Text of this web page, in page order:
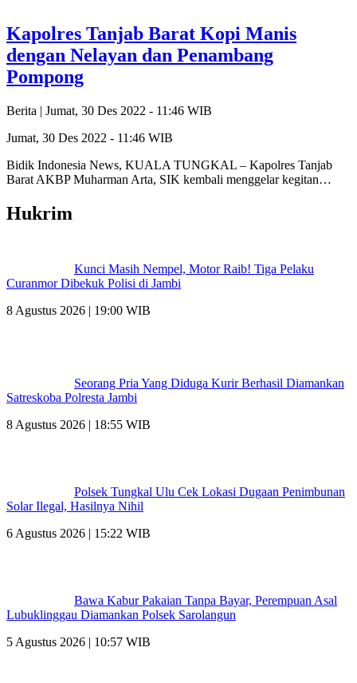
Kapolres Tanjab Barat Kopi Manis
dengan Nelayan dan Penambang
Pompong
Berita | Jumat, 30 Des 2022 - 11:46 WIB
Jumat, 30 Des 2022 - 11:46 WIB
Bidik Indonesia News, KUALA TUNGKAL – Kapolres Tanjab
Barat AKBP Muharman Arta, SIK kembali menggelar kegitan…
Hukrim
Kunci Masih Nempel, Motor Raib! Tiga Pelaku
Curanmor Dibekuk Polisi di Jambi
8 Agustus 2026 | 19:00 WIB
Seorang Pria Yang Diduga Kurir Berhasil Diamankan
Satreskoba Polresta Jambi
8 Agustus 2026 | 18:55 WIB
Polsek Tungkal Ulu Cek Lokasi Dugaan Penimbunan
Solar Ilegal, Hasilnya Nihil
6 Agustus 2026 | 15:22 WIB
Bawa Kabur Pakaian Tanpa Bayar, Perempuan Asal
Lubuklinggau Diamankan Polsek Sarolangun
5 Agustus 2026 | 10:57 WIB